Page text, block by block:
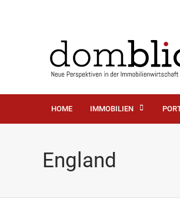
HOME IMMOBILIEN
England